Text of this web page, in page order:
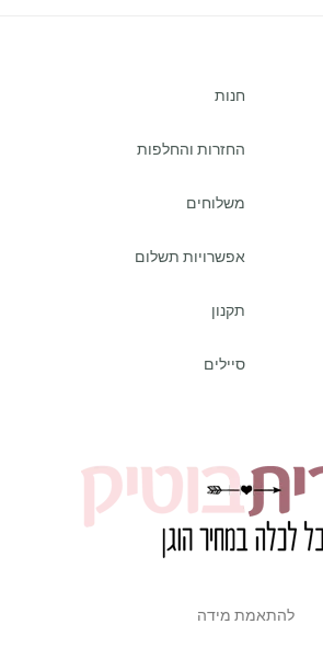
חנות
החזרות והחלפות
משלוחים
אפשרויות תשלום
תקנון
סיילים
להתאמת מידה